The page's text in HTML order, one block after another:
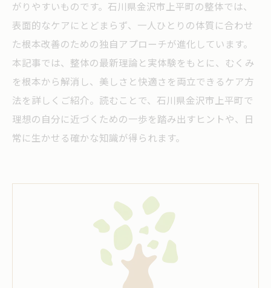
がりやすいものです。石川県金沢市上平町の整体では、
表面的なケアにとどまらず、一人ひとりの体質に合わせ
た根本改善のための独自アプローチが進化しています。
本記事では、整体の最新理論と実体験をもとに、むくみ
を根本から解消し、美しさと快適さを両立できるケア方
法を詳しくご紹介。読むことで、石川県金沢市上平町で
理想の自分に近づくための一歩を踏み出すヒントや、日
常に生かせる確かな知識が得られます。